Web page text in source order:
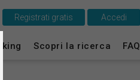
Scopri la ricerca FAQ
Registrati gratis Accedi